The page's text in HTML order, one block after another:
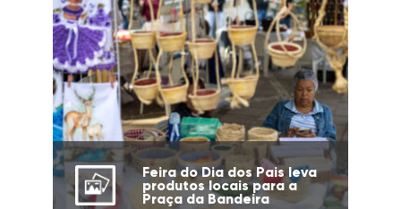
Feira do Dia dos Pais leva
produtos locais para a
Praça da Bandeira